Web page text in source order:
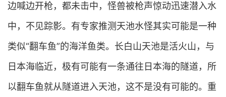
边喊边开枪，都未击中，怪兽被枪声惊动迅速潜入水
中，不见踪影。有专家推测天池水怪其实可能是一种
类似“翻车鱼”的海洋鱼类。长白山天池是活火山，与
日本海临近，极有可能有一条通往日本海的隧道，所
以翻车鱼就从隧道进入天池，这不是没有可能的。重